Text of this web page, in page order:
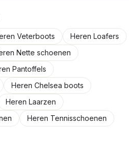
Veterboots
Heren Loafers
Nette schoenen
Pantoffels
Heren Chelsea boots
Heren Laarzen
Heren Tennisschoenen